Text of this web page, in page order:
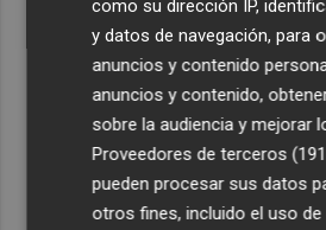
como su dirección IP,
y datos de navegación, para
anuncios y contenido
anuncios y contenido,
sobre la audiencia y mejorar
Proveedores de terceros
pueden procesar sus datos
otros fines, incluido el uso